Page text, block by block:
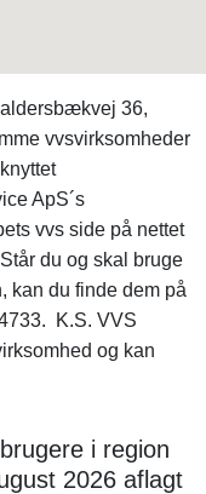
36,
vvsvirksomheder
ApS´s
vvs side på nettet
du og skal bruge
kan du finde dem på
K.S. VVS
og kan
i region
2026 aflagt